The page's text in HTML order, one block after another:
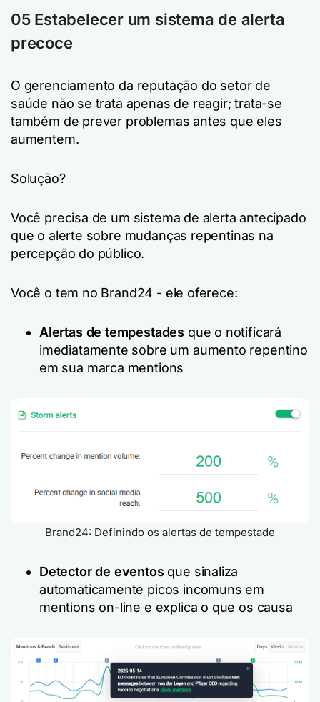
05 Estabelecer um sistema de alerta
precoce
O gerenciamento da reputação do setor de
saúde não se trata apenas de reagir; trata-se
também de prever problemas antes que eles
aumentem.
Solução?
Você precisa de um sistema de alerta antecipado
que o alerte sobre mudanças repentinas na
percepção do público.
Você o tem no Brand24 - ele oferece:
Alertas de tempestades que o notificará
imediatamente sobre um aumento repentino
em sua marca mentions
Brand24: Definindo os alertas de tempestade
Detector de eventos que sinaliza
automaticamente picos incomuns em
mentions on-line e explica o que os causa